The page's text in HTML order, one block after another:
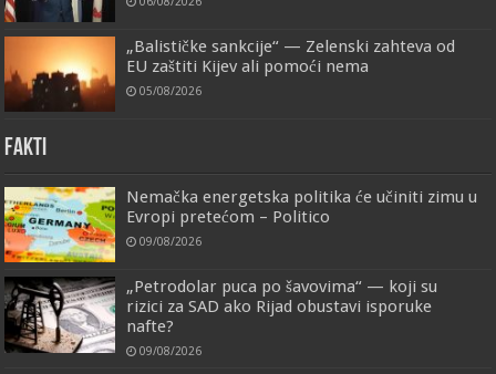
„Balističke sankcije“ — Zelenski zahteva od
EU zaštiti Kijev ali pomoći nema
05/08/2026
FAKTI
Nemačka energetska politika će učiniti zimu u
Evropi pretećom – Politico
09/08/2026
„Petrodolar puca po šavovima“ — koji su
rizici za SAD ako Rijad obustavi isporuke
nafte?
09/08/2026